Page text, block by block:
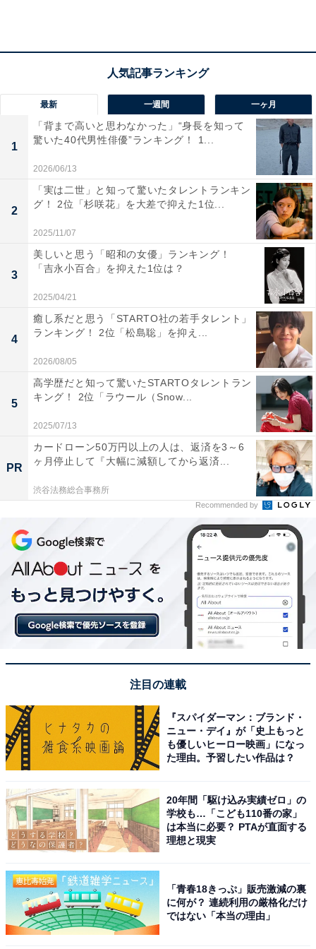
す。
第2位：無添くら寿司（142票）
2位は、142票を獲得した「無添くら寿司」でした！
無添くら寿司は、汁ものやうどんのほかに、丼ものやラ
ーメンまでそろっているのが大きな特徴です。平日限定
の海鮮丼や天丼、うな丼といった特製メニューも。無添
くら寿司こだわりの“四大添加物不使用”はサイドメニュ
ーも同様であり、安心して楽しめるのも魅力です。
「ラーメンや揚げ物なども充実していて好き」（大阪府
／40代女性）や「くら寿司の坦々麺がすき」（和歌山県
／30代女性）など、やはり豊富な1品メニューへの評価
が目立ちました。
第1位：スシロー（159票）
最新 一週間 一ヶ月
1
「背まで高いと思わなかった」“身長を知って
驚いた40代男性俳優”ランキング！ 1...
2026/06/13
2
「実は二世」と知って驚いたタレントランキン
グ！ 2位「杉咲花」を大差で抑えた1位...
2025/11/07
3
美しいと思う「昭和の女優」ランキング！
「吉永小百合」を抑えた1位は？
2025/04/21
4
癒し系だと思う「STARTO社の若手タレント」
ランキング！ 2位「松島聡」を抑え...
2026/08/05
5
高学歴だと知って驚いたSTARTOタレントラン
キング！ 2位「ラウール（Snow...
2025/07/13
PR
カードローン50万円以上の人は、返済を3～6
ヶ月停止して『大幅に減額してから返済...
渋谷法務総合事務所
Recommended by
注目の連載
『スパイダーマン：ブランド・
ニュー・デイ』が「史上もっと
も優しいヒーロー映画」になっ
た理由。予習したい作品は？
20年間「駆け込み実績ゼロ」の
学校も…「こども110番の家」
は本当に必要？ PTAが直面する
理想と現実
「青春18きっぷ」販売激減の裏
に何が？ 連続利用の厳格化だけ
ではない「本当の理由」